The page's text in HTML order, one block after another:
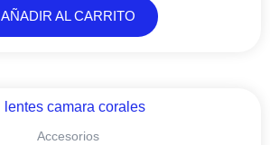
AÑADIR AL CARRITO
Accesorios